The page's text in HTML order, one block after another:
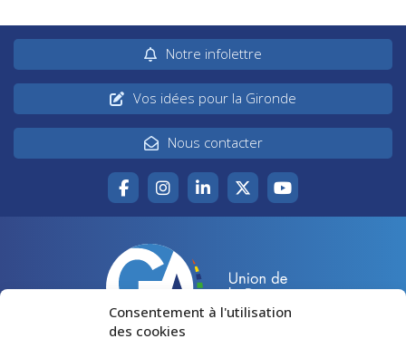
Consentement à l'utilisation
des cookies
Notre infolettre
Vos idées pour la Gironde
Nous contacter